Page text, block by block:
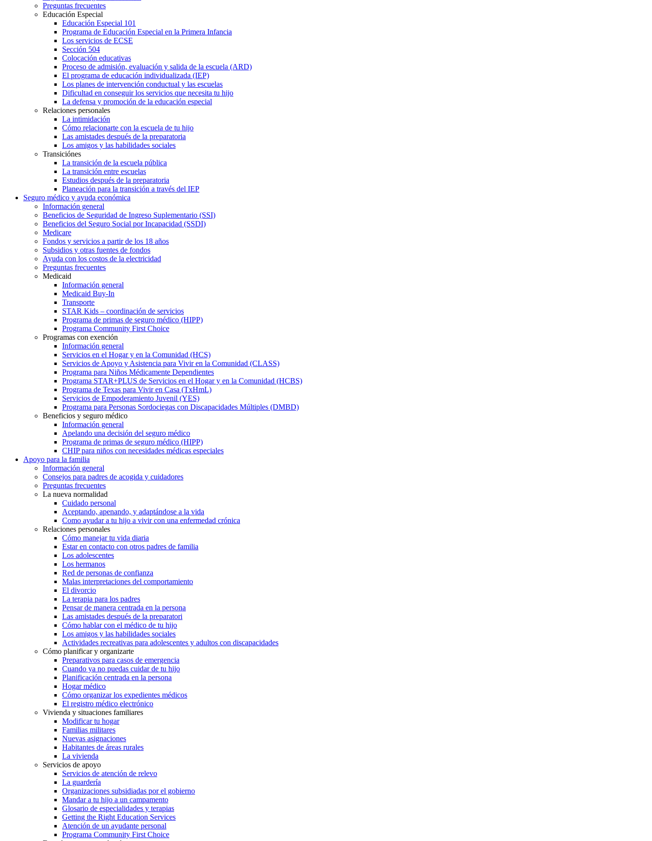
Preguntas frecuentes
Educación Especial
Educación Especial 101
Programa de Educación Especial en la Primera Infancia
Los servicios de ECSE
Sección 504
Colocación educativas
Proceso de admisión, evaluación y salida de la escuela (ARD)
El programa de educación individualizada (IEP)
Los planes de intervención conductual y las escuelas
Dificultad en conseguir los servicios que necesita tu hijo
La defensa y promoción de la educación especial
Relaciones personales
La intimidación
Cómo relacionarte con la escuela de tu hijo
Las amistades después de la preparatoria
Los amigos y las habilidades sociales
Transiciónes
La transición de la escuela pública
La transición entre escuelas
Estudios después de la preparatoria
Planeación para la transición a través del IEP
Seguro médico y ayuda económica
Información general
Beneficios de Seguridad de Ingreso Suplementario (SSI)
Beneficios del Seguro Social por Incapacidad (SSDI)
Medicare
Fondos y servicios a partir de los 18 años
Subsidios y otras fuentes de fondos
Ayuda con los costos de la electricidad
Preguntas frecuentes
Medicaid
Información general
Medicaid Buy-In
Transporte
STAR Kids – coordinación de servicios
Programa de primas de seguro médico (HIPP)
Programa Community First Choice
Programas con exención
Información general
Servicios en el Hogar y en la Comunidad (HCS)
Servicios de Apoyo y Asistencia para Vivir en la Comunidad (CLASS)
Programa para Niños Médicamente Dependientes
Programa STAR+PLUS de Servicios en el Hogar y en la Comunidad (HCBS)
Programa de Texas para Vivir en Casa (TxHmL)
Servicios de Empoderamiento Juvenil (YES)
Programa para Personas Sordociegas con Discapacidades Múltiples (DMBD)
Beneficios y seguro médico
Información general
Apelando una decisión del seguro médico
Programa de primas de seguro médico (HIPP)
CHIP para niños con necesidades médicas especiales
Apoyo para la familia
Información general
Consejos para padres de acogida y cuidadores
Preguntas frecuentes
La nueva normalidad
Cuidado personal
Aceptando, apenando, y adaptándose a la vida
Como ayudar a tu hijo a vivir con una enfermedad crónica
Relaciones personales
Cómo manejar tu vida diaria
Estar en contacto con otros padres de familia
Los adolescentes
Los hermanos
Red de personas de confianza
Malas interpretaciones del comportamiento
El divorcio
La terapia para los padres
Pensar de manera centrada en la persona
Las amistades después de la preparatori
Cómo hablar con el médico de tu hijo
Los amigos y las habilidades sociales
Actividades recreativas para adolescentes y adultos con discapacidades
Cómo planificar y organizarte
Preparativos para casos de emergencia
Cuando ya no puedas cuidar de tu hijo
Planificación centrada en la persona
Hogar médico
Cómo organizar los expedientes médicos
El registro médico electrónico
Vivienda y situaciones familiares
Modificar tu hogar
Familias militares
Nuevas asignaciones
Habitantes de áreas rurales
La vivienda
Servicios de apoyo
Servicios de atención de relevo
La guardería
Organizaciones subsidiadas por el gobierno
Mandar a tu hijo a un campamento
Glosario de especialidades y terapias
Getting the Right Education Services
Atención de un ayudante personal
Programa Community First Choice